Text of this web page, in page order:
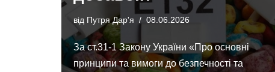
від Путря Дар'я 08.06.2026
За ст.31-1 Закону України «Про основні
принципи та вимоги до безпечності та